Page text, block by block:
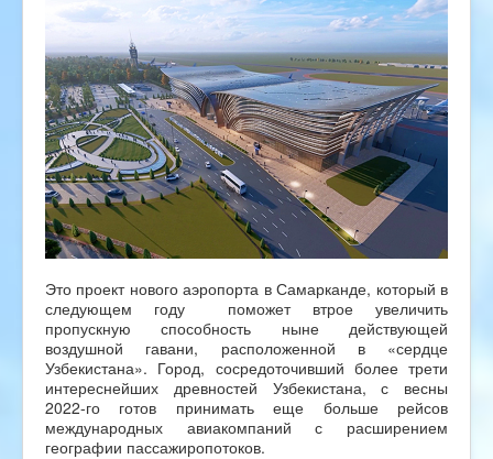
Это проект нового аэропорта в Самарканде, который в
следующем году поможет втрое увеличить
пропускную способность ныне действующей
воздушной гавани, расположенной в «сердце
Узбекистана». Город, сосредоточивший более трети
интереснейших древностей Узбекистана, с весны
2022-го готов принимать еще больше рейсов
международных авиакомпаний с расширением
географии пассажиропотоков.